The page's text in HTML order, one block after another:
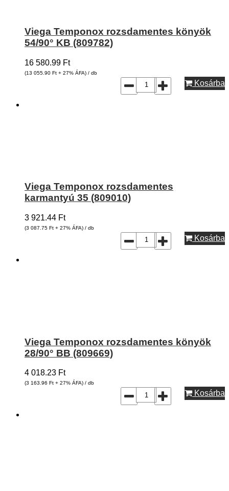
Viega Temponox rozsdamentes könyök
54/90° KB (809782)
16 580.99 Ft
(13 055.90 Ft + 27% ÁFA) / db
Kosárba
Viega Temponox rozsdamentes
karmantyú 35 (809010)
3 921.44 Ft
(3 087.75 Ft + 27% ÁFA) / db
Kosárba
Viega Temponox rozsdamentes könyök
28/90° BB (809669)
4 018.23 Ft
(3 163.96 Ft + 27% ÁFA) / db
Kosárba